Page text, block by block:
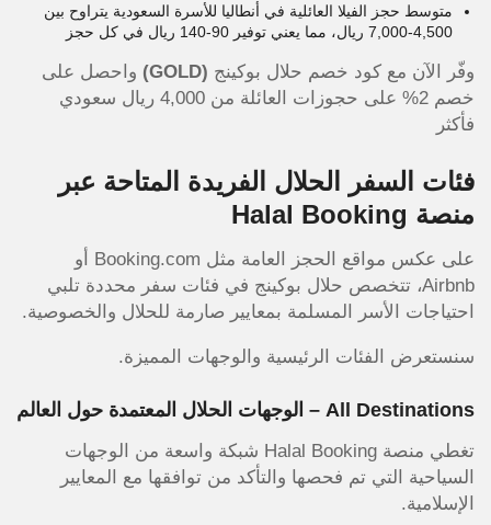
متوسط حجز الفيلا العائلية في أنطاليا للأسرة السعودية يتراوح بين
4,500-7,000 ريال، مما يعني توفير 90-140 ريال في كل حجز
وفّر الآن مع كود خصم حلال بوكينج (GOLD)
واحصل على
خصم 2% على حجوزات العائلة من 4,000 ريال سعودي
فأكثر
فئات السفر الحلال الفريدة المتاحة عبر
منصة Halal Booking
على عكس مواقع الحجز العامة مثل Booking.com أو
Airbnb، تتخصص حلال بوكينج في فئات سفر محددة تلبي
احتياجات الأسر المسلمة بمعايير صارمة للحلال والخصوصية.
سنستعرض الفئات الرئيسية والوجهات المميزة.
All Destinations – الوجهات الحلال المعتمدة حول العالم
تغطي منصة Halal Booking شبكة واسعة من الوجهات
السياحية التي تم فحصها والتأكد من توافقها مع المعايير
الإسلامية.